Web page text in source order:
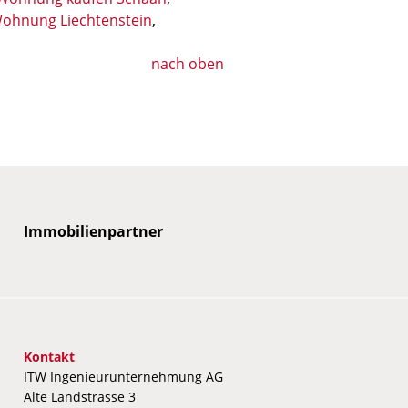
Liechtenstein,
nach oben
Immobilienpartner
Immobilienpartner
Kontakt
ITW Ingenieurunternehmung AG
Alte Landstrasse 3